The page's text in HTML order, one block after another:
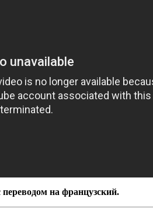
переводом на французский.